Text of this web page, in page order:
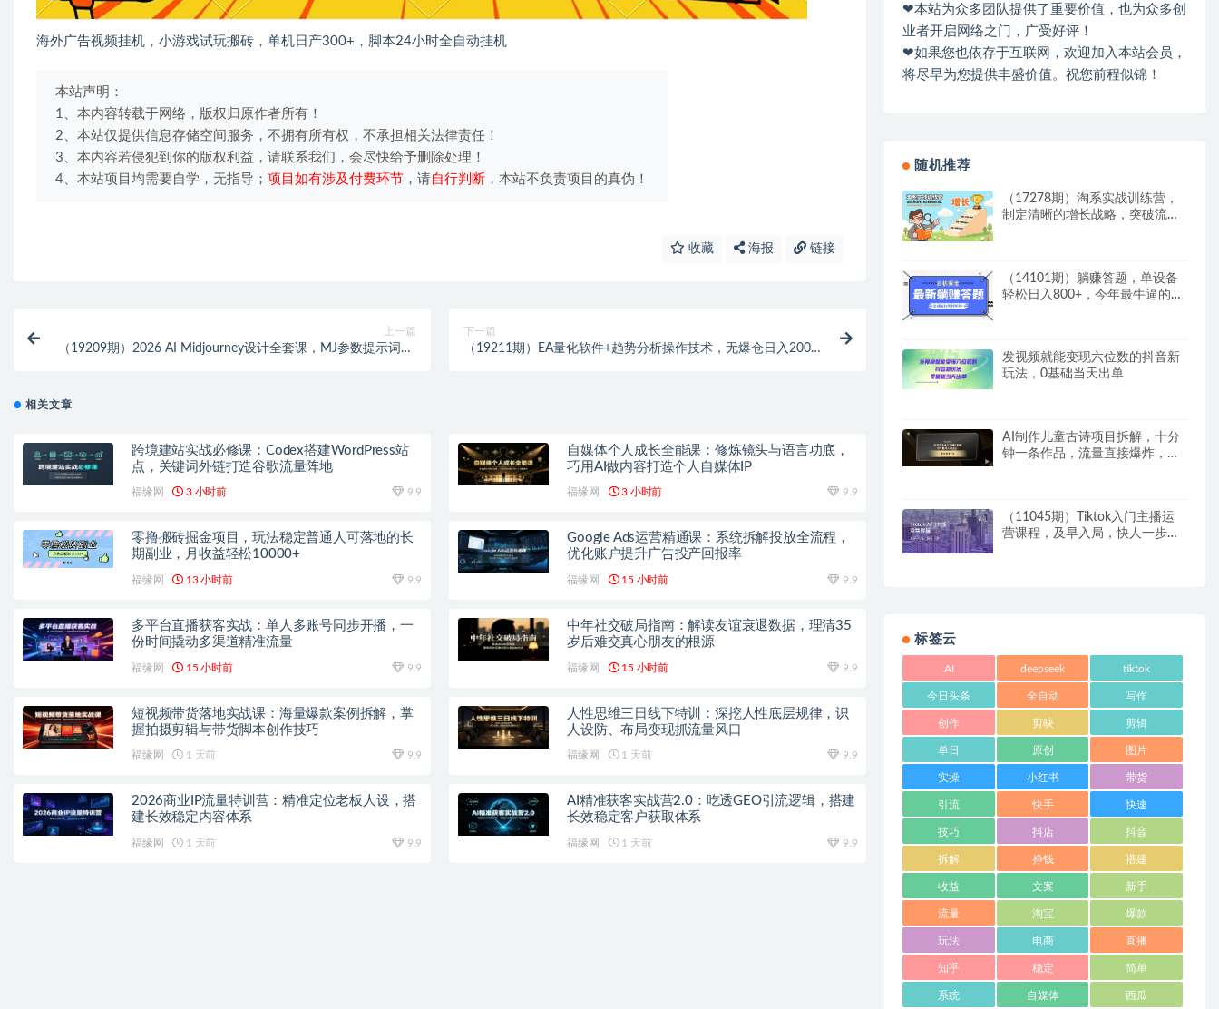
海外广告视频挂机，小游戏试玩搬砖，单机日产300+，脚本24小时全自动挂机
本站声明：
1、本内容转载于网络，版权归原作者所有！
2、本站仅提供信息存储空间服务，不拥有所有权，不承担相关法律责任！
3、本内容若侵犯到你的版权利益，请联系我们，会尽快给予删除处理！
4、本站项目均需要自学，无指导； 项目如有涉及付费环节 ，请自行判断 ，本站不负责项目的真伪！
收藏 海报 链接
上一篇
（19209期）2026 AI Midjourney设计全套课，MJ参数提示词niji
下一篇
（19211期）EA量化软件+趋势分析操作技术，无爆仓日入200U,
相关文章
跨境建站实战必修课：Codex搭建WordPress站
点，关键词外链打造谷歌流量阵地
福缘网 3 小时前 9.9
自媒体个人成长全能课：修炼镜头与语言功底，
巧用AI做内容打造个人自媒体IP
福缘网 3 小时前 9.9
零撸搬砖掘金项目，玩法稳定普通人可落地的长
期副业，月收益轻松10000+
福缘网 13 小时前 9.9
Google Ads运营精通课：系统拆解投放全流程，
优化账户提升广告投产回报率
福缘网 15 小时前 9.9
多平台直播获客实战：单人多账号同步开播，一
份时间撬动多渠道精准流量
福缘网 15 小时前 9.9
中年社交破局指南：解读友谊衰退数据，理清35
岁后难交真心朋友的根源
福缘网 15 小时前 9.9
短视频带货落地实战课：海量爆款案例拆解，掌
握拍摄剪辑与带货脚本创作技巧
福缘网 1 天前 9.9
人性思维三日线下特训：深挖人性底层规律，识
人设防、布局变现抓流量风口
福缘网 1 天前 9.9
2026商业IP流量特训营：精准定位老板人设，搭
建长效稳定内容体系
福缘网 1 天前 9.9
AI精准获客实战营2.0：吃透GEO引流逻辑，搭建
长效稳定客户获取体系
福缘网 1 天前 9.9
❤本站为众多团队提供了重要价值，也为众多创
业者开启网络之门，广受好评！
❤如果您也依存于互联网，欢迎加入本站会员，
将尽早为您提供丰盛价值。祝您前程似锦！
随机推荐
（17278期）淘系实战训练营，
制定清晰的增长战略，突破流量
（14101期）躺赚答题，单设备
轻松日入800+，今年最牛逼的项
发视频就能变现六位数的抖音新
玩法，0基础当天出单
AI制作儿童古诗项目拆解，十分
钟一条作品，流量直接爆炸，零
（11045期）Tiktok入门主播运
营课程，及早入局，快人一步
标签云
AI deepseek tiktok
今日头条 全自动 写作
创作 剪映 剪辑
单日 原创 图片
实操 小红书 带货
引流 快手 快速
技巧 抖店 抖音
拆解 挣钱 搭建
收益 文案 新手
流量 淘宝 爆款
玩法 电商 直播
知乎 稳定 简单
系统 自媒体 西瓜